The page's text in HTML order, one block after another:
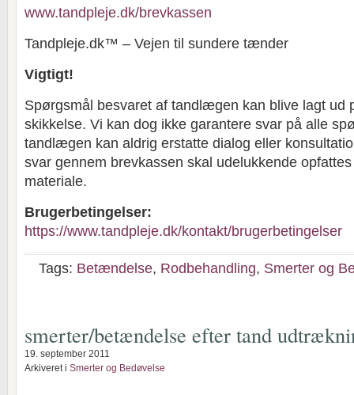
www.tandpleje.dk/brevkassen
Tandpleje.dk™ – Vejen til sundere tænder
Vigtigt!
Spørgsmål besvaret af tandlægen kan blive lagt ud
skikkelse. Vi kan dog ikke garantere svar på alle
tandlægen kan aldrig erstatte dialog eller
svar gennem brevkassen skal udelukkende
materiale.
Brugerbetingelser:
https://www.tandpleje.dk/kontakt/brugerbetingelser
Tags: Betændelse, Rodbehandling, Smerter og
smerter/betændelse efter tand
19. september 2011
Arkiveret i Smerter og Bedøvelse